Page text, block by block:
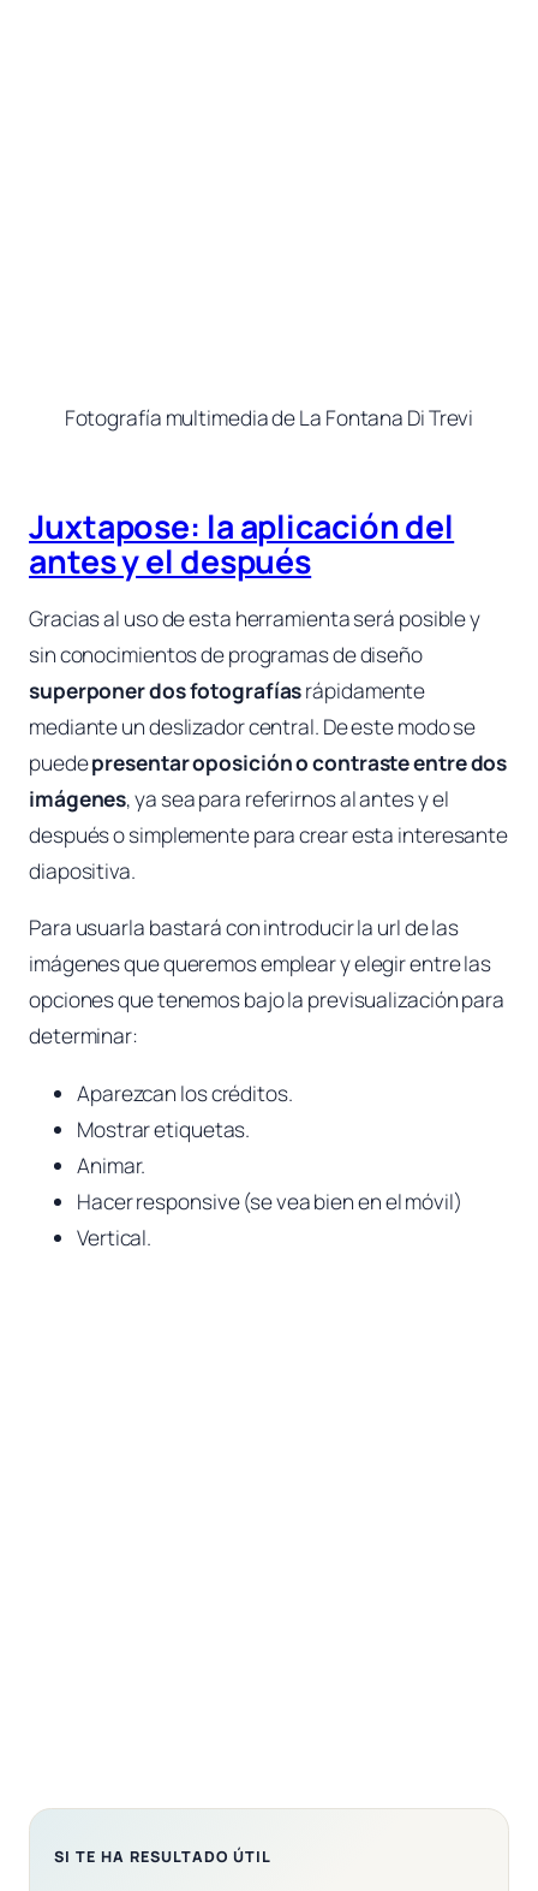
Fotografía multimedia de La Fontana Di Trevi
Juxtapose: la aplicación del
antes y el después
Gracias al uso de esta herramienta será posible y
sin conocimientos de programas de diseño
superponer dos fotografíasrápidamente
mediante un deslizador central. De este modo se
puedepresentar oposición o contraste entre dos
imágenes, ya sea para referirnos al antes y el
después o simplemente para crear esta interesante
diapositiva.
Para usuarla bastará con introducir la url de las
imágenes que queremos emplear y elegir entre las
opciones que tenemos bajo la previsualización para
determinar:
Aparezcan los créditos.
Mostrar etiquetas.
Animar.
Hacer responsive (se vea bien en el móvil)
Vertical.
SI TE HA RESULTADO ÚTIL